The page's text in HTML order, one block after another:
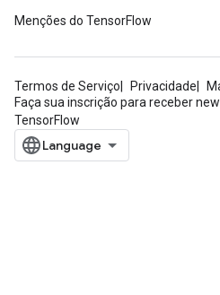
Menções do TensorFlow
Termos de Serviço Privacidade
Faça sua inscrição para receber
TensorFlow